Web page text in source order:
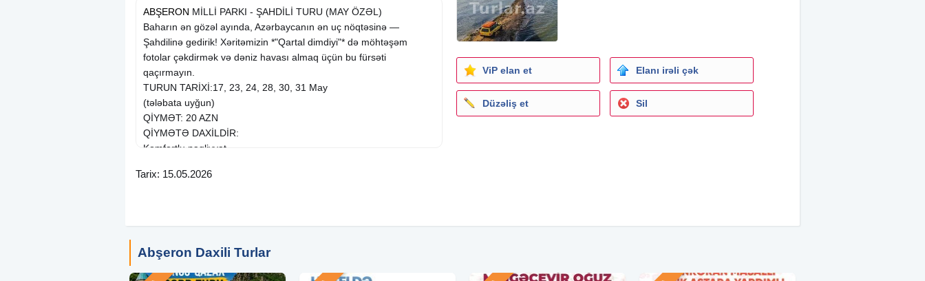
ABŞERON MİLLİ PARKI - ŞAHDİLİ TURU (MAY ÖZƏL)
Baharın ən gözəl ayında, Azərbaycanın ən uç nöqtəsinə —
Şahdilinə gedirik! Xəritəmizin *"Qartal dimdiyi"* də möhtəşəm
fotolar çəkdirmək və dəniz havası almaq üçün bu fürsəti
qaçırmayın.
TURUN TARİXİ:17, 23, 24, 28, 30, 31 May
(tələbata uyğun)
QİYMƏT: 20 AZN
QİYMƏTƏ DAXİLDİR:
Komfortlu nəqliyyat
Milli Parka giriş bileti
Abşeron Milli Parkı – Təbiətin qoynunda vəhşi heyvanları görmək
Sevgi qapısı və Dilək ağacı
Tarix: 15.05.2026
ViP elan et Elanı irəli çək
Düzəliş et Sil
Abşeron Daxili Turlar